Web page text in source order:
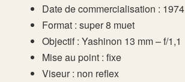
Date de commercialisation : 1974
Format : super 8 muet
Objectif : Yashinon 13 mm – f/1,1
Mise au point : fixe
Viseur : non reflex